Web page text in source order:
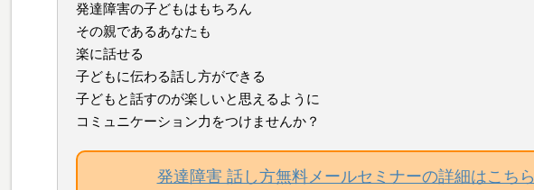
発達障害の子どもはもちろん
その親であるあなたも
楽に話せる
子どもに伝わる話し方ができる
子どもと話すのが楽しいと思えるように
コミュニケーション力をつけませんか？
発達障害 話し方無料メールセミナーの詳細はこちら